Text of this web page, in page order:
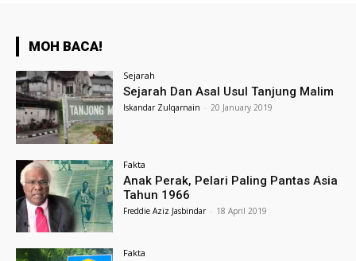
MOH BACA!
Sejarah
Sejarah Dan Asal Usul Tanjung Malim
Iskandar Zulqarnain - 20 January 2019
Fakta
Anak Perak, Pelari Paling Pantas Asia
Tahun 1966
Freddie Aziz Jasbindar - 18 April 2019
Fakta